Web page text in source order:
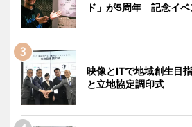
ド」が5周年 記念イベ
映像とITで地域創生目
と立地協定調印式